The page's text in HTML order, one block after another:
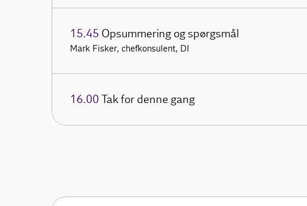
15.45 Opsummering og spørgsmål
Mark Fisker, chefkonsulent, DI
16.00 Tak for denne gang